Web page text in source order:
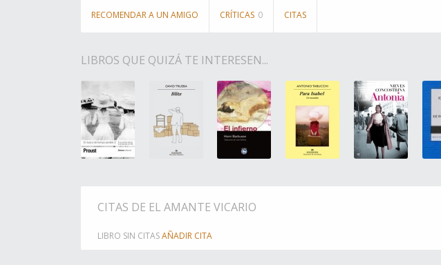
RECOMENDAR A UN AMIGO CRÍTICAS 0 CITAS
LIBROS QUE QUIZÁ TE INTERESEN...
CITAS DE EL AMANTE VICARIO
LIBRO SIN CITASAÑADIR CITA